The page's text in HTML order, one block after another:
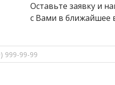
Оставьте заявку и
с Вами в ближайшее